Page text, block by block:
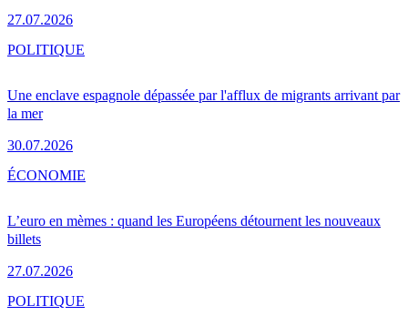
27.07.2026
Une enclave espagnole dépassée par l'afflux de migrants arrivant par
la mer
30.07.2026
POLITIQUE
L’euro en mèmes : quand les Européens détournent les nouveaux
billets
27.07.2026
ÉCONOMIE
POLITIQUE